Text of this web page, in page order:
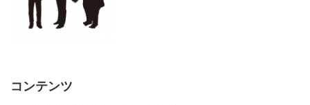
コンテンツ